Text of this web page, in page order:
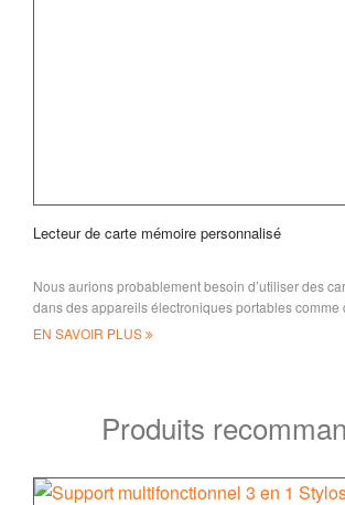
Lecteur de carte mémoire personnalisé
Nous aurions probablement besoin d’utiliser des
dans des appareils électroniques portables comme
photo, ordinateurs portables, ordinateurs, etc., puis
EN SAVOIR PLUS
Produits